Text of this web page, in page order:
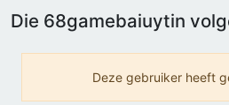
Die 68gamebaiuytin
Deze gebruiker heeft